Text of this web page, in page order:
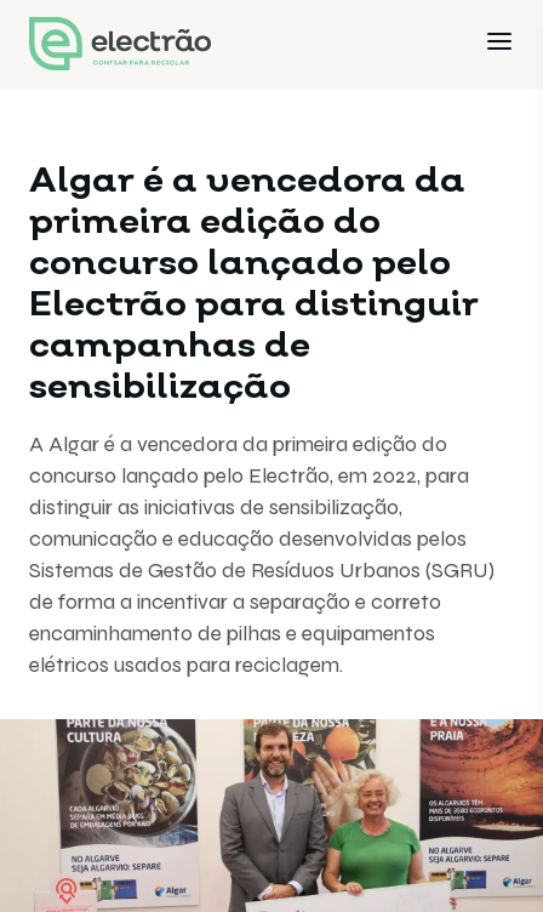
Algar é a vencedora da
primeira edição do
concurso lançado pelo
Electrão para distinguir
campanhas de
sensibilização
A Algar é a vencedora da primeira edição do
concurso lançado pelo Electrão, em 2022, para
distinguir as iniciativas de sensibilização,
comunicação e educação desenvolvidas pelos
Sistemas de Gestão de Resíduos Urbanos (SGRU)
de forma a incentivar a separação e correto
encaminhamento de pilhas e equipamentos
elétricos usados para reciclagem.